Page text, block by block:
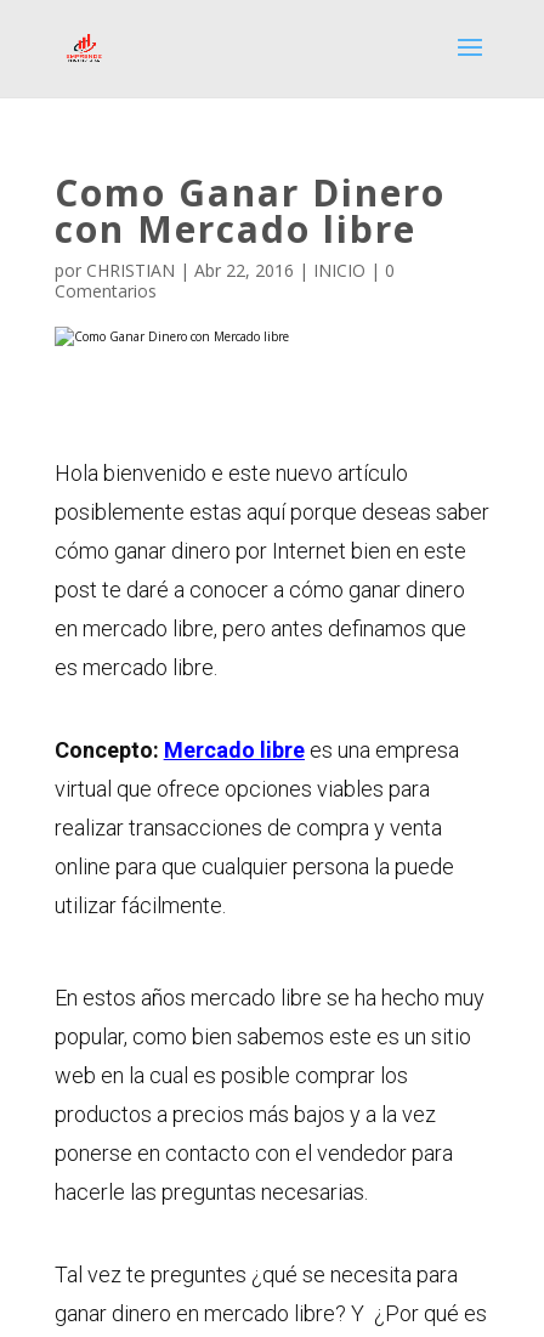
Como Ganar Dinero
con Mercado libre
por CHRISTIAN | Abr 22, 2016 | INICIO | 0
Comentarios
Hola bienvenido e este nuevo artículo
posiblemente estas aquí porque deseas saber
cómo ganar dinero por Internet bien en este
post te daré a conocer a cómo ganar dinero
en mercado libre, pero antes definamos que
es mercado libre.
Concepto: Mercado librees una empresa
virtual que ofrece opciones viables para
realizar transacciones de compra y venta
online para que cualquier persona la puede
utilizar fácilmente.
En estos años mercado libre se ha hecho muy
popular, como bien sabemos este es un sitio
web en la cual es posible comprar los
productos a precios más bajos y a la vez
ponerse en contacto con el vendedor para
hacerle las preguntas necesarias.
Tal vez te preguntes ¿qué se necesita para
ganar dinero en mercado libre? Y ¿Por qué es